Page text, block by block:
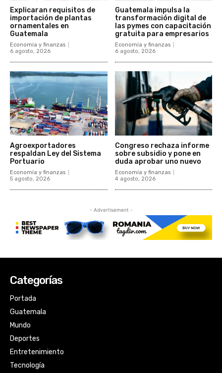
Categorías
Portada
Guatemala
Mundo
Deportes
Entretenimiento
Tecnología